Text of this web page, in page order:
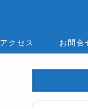
アクセス お問合